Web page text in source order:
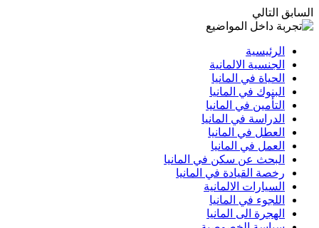
السابق التالي
الرئيسية
الجنسية الالمانية
الحياة في المانيا
البنوك في المانيا
التأمين في المانيا
الدراسة في المانيا
العطل في المانيا
العمل في المانيا
البحث عن سكن في المانيا
رخصة القيادة في المانيا
السيارات الالمانية
اللجوء في المانيا
الهجرة الى المانيا